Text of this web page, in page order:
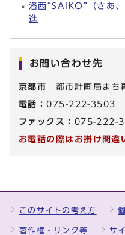
洛西“SAIKO”（さあ
進
お問い合わせ先
京都市 都市計画局まち
電話：075-222-3503
ファックス： 075-222-
お電話の際はお掛け間違
このサイトの考え方
著作権・リンク等 サ